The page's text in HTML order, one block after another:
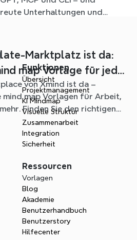
Unterhaltungen und
Marktplatz ist da:
map Vorlage für jede
von Xmind ist da –
map Vorlagen für Arbeit,
Finden Sie den richtigen
Sie das leere Blatt.
Funktionen
Übersicht
Projektmanagement
KI Mindmap
Visuelle Struktur
Zusammenarbeit
Integration
Sicherheit
Ressourcen
Vorlagen
Blog
Akademie
Benutzerhandbuch
Benutzerstory
Hilfecenter